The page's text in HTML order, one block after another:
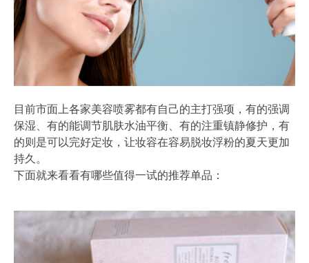
目前市面上各家美容喷雾都有自己的主打强项，有的强调
保湿、有的能调节肌肤水油平衡、有的注重镇静修护，有
的则是可以完好定妆，让妆容在容易脱妆浮粉的夏天更加
持久。
下面就来看看有哪些值得一试的推荐单品：